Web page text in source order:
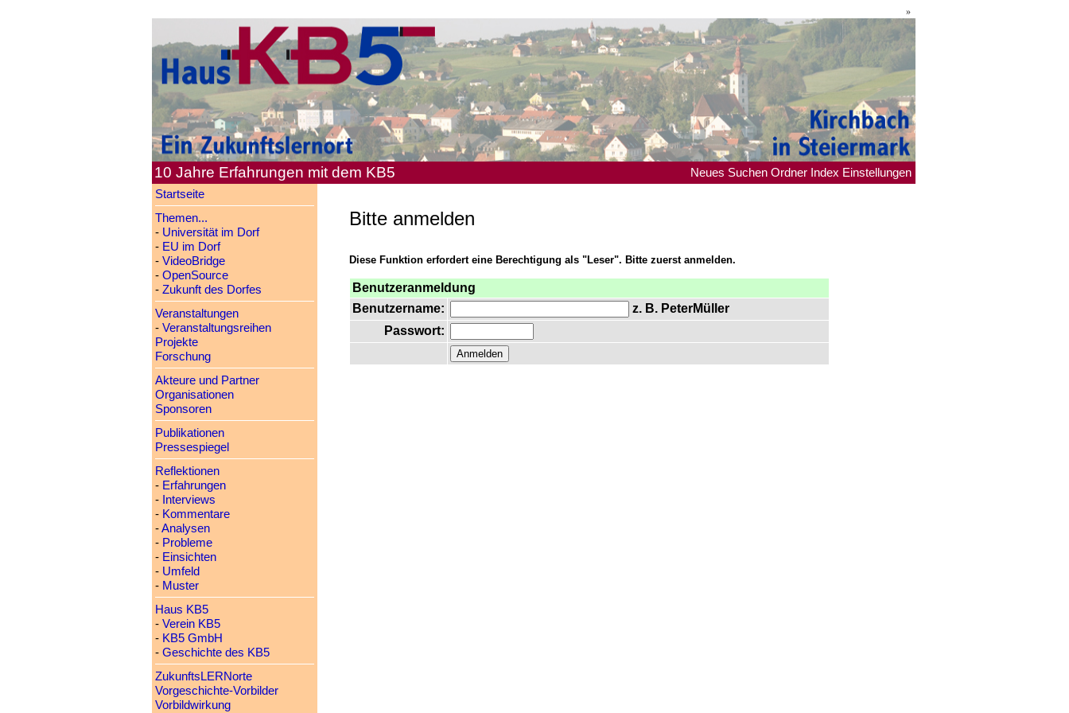
»
10 Jahre Erfahrungen mit dem KB5 Neues Suchen Ordner Index Einstellungen
Startseite
Themen...
- Universität im Dorf
- EU im Dorf
- VideoBridge
- OpenSource
- Zukunft des Dorfes
Veranstaltungen
- Veranstaltungsreihen
Projekte
Forschung
Akteure und Partner
Organisationen
Sponsoren
Publikationen
Pressespiegel
Reflektionen
- Erfahrungen
- Interviews
- Kommentare
-Analysen
- Probleme
- Einsichten
- Umfeld
- Muster
Haus KB5
- Verein KB5
- KB5 GmbH
- Geschichte des KB5
ZukunftsLERNorte
Vorgeschichte-Vorbilder
Vorbildwirkung
Bitte anmelden
Diese Funktion erfordert eine Berechtigung als "Leser". Bitte zuerst anmelden.
Benutzeranmeldung
Benutzername:
z. B. PeterMüller
Passwort: